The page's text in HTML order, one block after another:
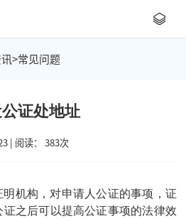
>常见问题
证处地址
| 阅读： 383次
机构，对申请人公证的事项，证
之后可以提高公证事项的法律效